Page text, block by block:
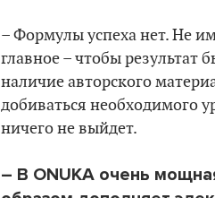
–Формулы успеха нет. Не
главное–чтобы результат
наличие авторского
добиваться необходимого
ничего не выйдет.
– В ONUKA очень